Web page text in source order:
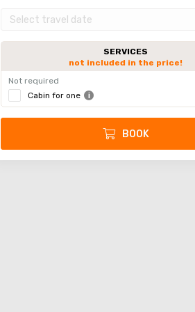
SERVICES
not included in the price!
Not required
Cabin for one
BOOK